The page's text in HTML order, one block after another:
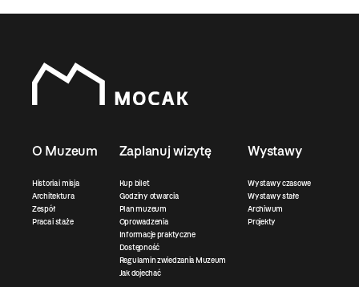
O Muzeum
Historia i misja
Architektura
Zespół
Praca i staże
Zaplanuj wizytę
Kup bilet
Godziny otwarcia
Plan muzeum
Oprowadzenia
Informacje praktyczne
Dostępność
Regulamin zwiedzania Muzeum
Jak dojechać
Wystawy
Wystawy czasowe
Wystawy stałe
Archiwum
Projekty